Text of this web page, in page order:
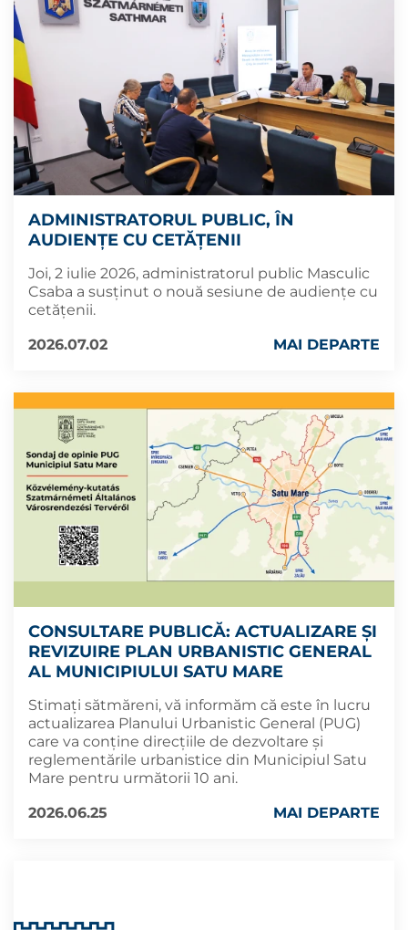
ADMINISTRATORUL PUBLIC, ÎN
AUDIENȚE CU CETĂȚENII
Joi, 2 iulie 2026, administratorul public Masculic
Csaba a susținut o nouă sesiune de audiențe cu
cetățenii.
2026.07.02
MAI DEPARTE
CONSULTARE PUBLICĂ: ACTUALIZARE ŞI
REVIZUIRE PLAN URBANISTIC GENERAL
AL MUNICIPIULUI SATU MARE
Stimați sătmăreni, vă informăm că este în lucru
actualizarea Planului Urbanistic General (PUG)
care va conține direcțiile de dezvoltare și
reglementările urbanistice din Municipiul Satu
Mare pentru următorii 10 ani.
2026.06.25
MAI DEPARTE